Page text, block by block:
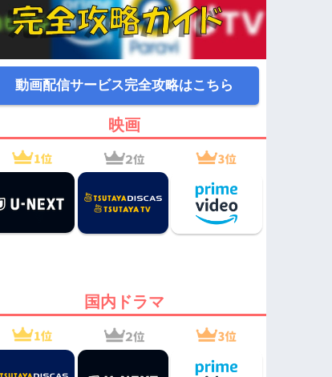
動画配信サービス完全攻略はこちら
映画
国内ドラマ